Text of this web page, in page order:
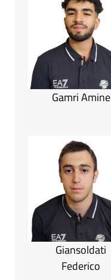
Gamri Amine
Giansoldati
Federico